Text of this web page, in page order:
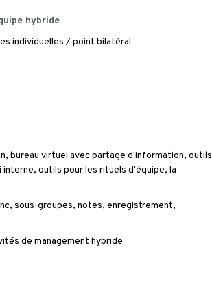
hybride
individuelles / point bilatéral
, bureau virtuel avec partage d'information, outils
outils pour les rituels d'équipe, la
sous-groupes, notes, enregistrement,
de management hybride